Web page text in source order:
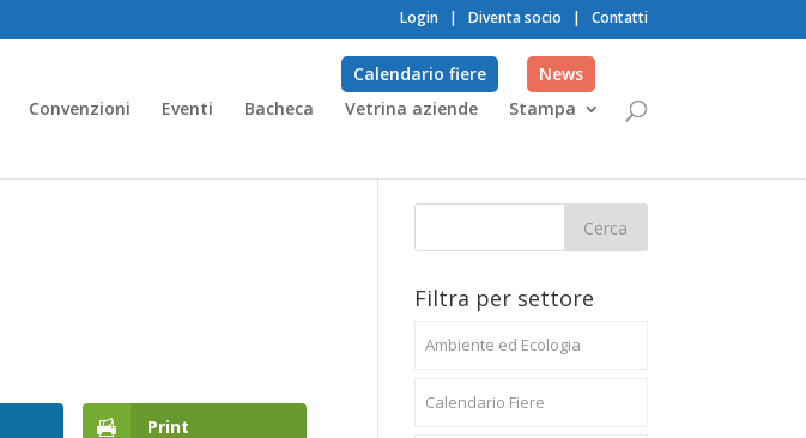
Login | Diventa socio | Contatti
Convenzioni Eventi Bacheca Vetrina aziende Stampa
Calendario fiere News
Print
Filtra per settore
Ambiente ed Ecologia
Calendario Fiere